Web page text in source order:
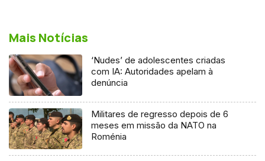
Mais Notícias
‘Nudes’ de adolescentes criadas
com IA: Autoridades apelam à
denúncia
Militares de regresso depois de 6
meses em missão da NATO na
Roménia